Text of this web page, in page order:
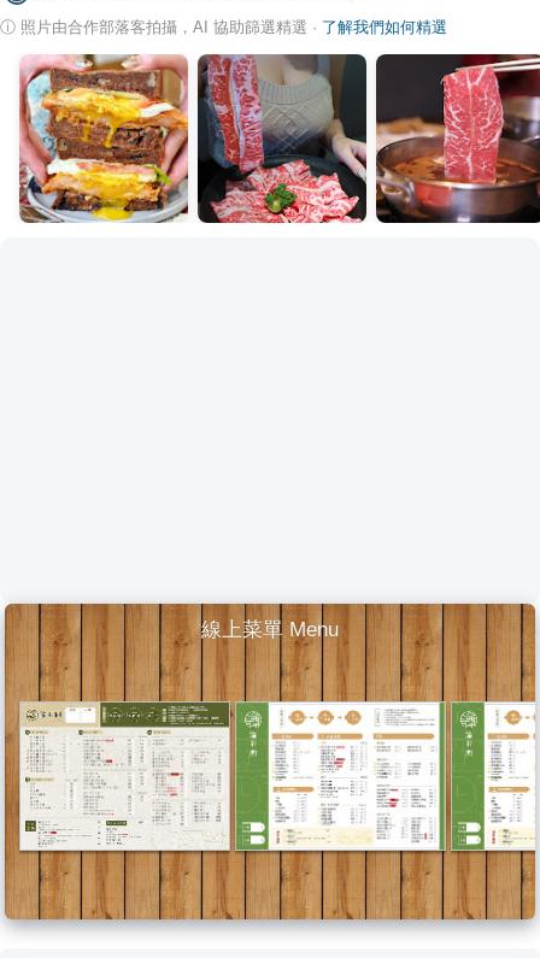
ⓘ 照片由合作部落客拍攝，AI 協助篩選精選 · 了解我們如何精選
線上菜單 Menu